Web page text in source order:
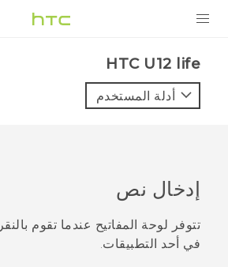
VIVE
VIVERSE
البرامج + التطبيقات
الدعم
HTC U12 life‎
أدلة المستخدم
إدخال نص
تتوفر لوحة المفاتيح عندما تقوم
في أحد التطبيقات.